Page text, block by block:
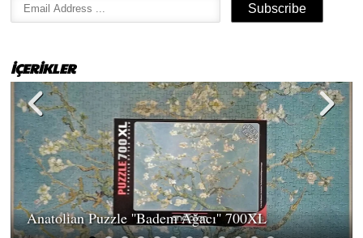
İÇERİKLER
Anatolian Puzzle ''Badem Ağacı'' 700XL